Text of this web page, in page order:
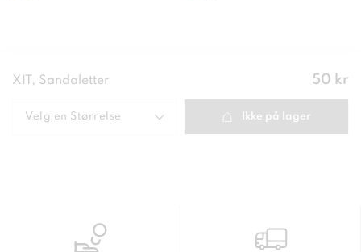
XIT, Sandaletter Pris:
50 kr
Velg en Størrelse Ikke på lager